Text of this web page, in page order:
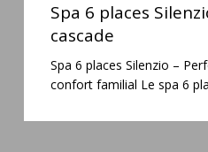
places
Silenzio
Spa 6 places
cascade
Spa 6 places Silenzio –
confort familial Le spa 6